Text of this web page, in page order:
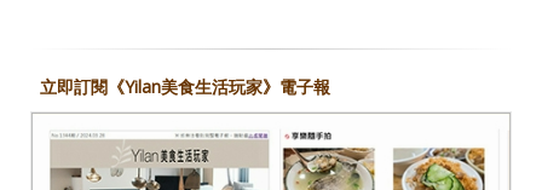
立即訂閱《Yilan美食生活玩家》電子報